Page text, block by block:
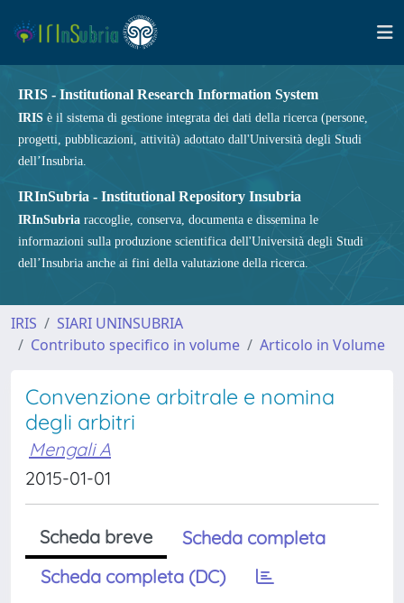
IRIS - Institutional Research Information System
IRIS è il sistema di gestione integrata dei dati della ricerca (persone,
progetti, pubblicazioni, attività) adottato dall'Università degli Studi
dell’Insubria.
IRInSubria - Institutional Repository Insubria
IRInSubria raccoglie, conserva, documenta e dissemina le
informazioni sulla produzione scientifica dell'Università degli Studi
dell’Insubria anche ai fini della valutazione della ricerca.
IRIS
SIARI UNINSUBRIA
Contributo specifico in volume
Articolo in Volume
Convenzione arbitrale e nomina
degli arbitri
Mengali A
2015-01-01
Scheda breve
Scheda completa
Scheda completa (DC)